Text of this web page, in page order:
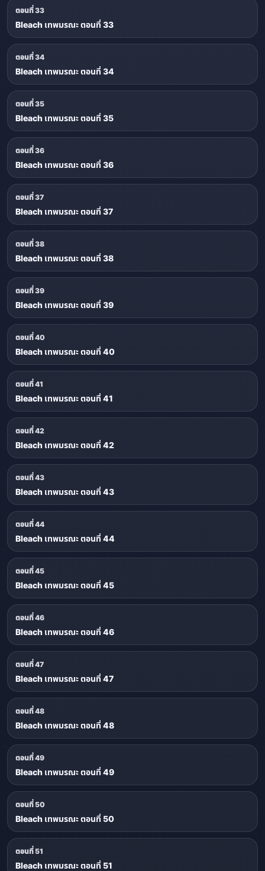
ตอนที่ 33
Bleach เทพมรณะ ตอนที่ 33
ตอนที่ 34
Bleach เทพมรณะ ตอนที่ 34
ตอนที่ 35
Bleach เทพมรณะ ตอนที่ 35
ตอนที่ 36
Bleach เทพมรณะ ตอนที่ 36
ตอนที่ 37
Bleach เทพมรณะ ตอนที่ 37
ตอนที่ 38
Bleach เทพมรณะ ตอนที่ 38
ตอนที่ 39
Bleach เทพมรณะ ตอนที่ 39
ตอนที่ 40
Bleach เทพมรณะ ตอนที่ 40
ตอนที่ 41
Bleach เทพมรณะ ตอนที่ 41
ตอนที่ 42
Bleach เทพมรณะ ตอนที่ 42
ตอนที่ 43
Bleach เทพมรณะ ตอนที่ 43
ตอนที่ 44
Bleach เทพมรณะ ตอนที่ 44
ตอนที่ 45
Bleach เทพมรณะ ตอนที่ 45
ตอนที่ 46
Bleach เทพมรณะ ตอนที่ 46
ตอนที่ 47
Bleach เทพมรณะ ตอนที่ 47
ตอนที่ 48
Bleach เทพมรณะ ตอนที่ 48
ตอนที่ 49
Bleach เทพมรณะ ตอนที่ 49
ตอนที่ 50
Bleach เทพมรณะ ตอนที่ 50
ตอนที่ 51
Bleach เทพมรณะ ตอนที่ 51